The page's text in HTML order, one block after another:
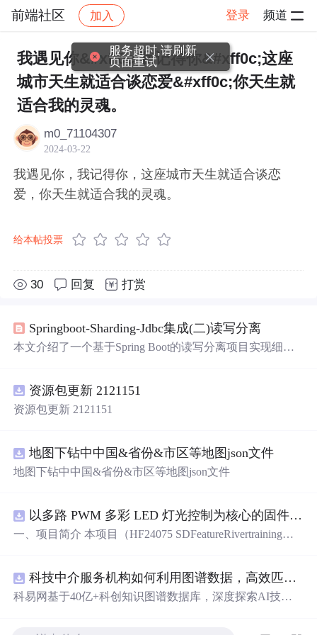
前端社区 加入 登录 频道
社区 前端社区 感慨 帖子详情
我遇见你&#xff0c;我记得你&#xff0c;这座
城市天生就适合谈恋爱&#xff0c;你天生就
适合我的灵魂。
m0_71104307
2024-03-22
我遇见你，我记得你，这座城市天生就适合谈恋
爱，你天生就适合我的灵魂。
给本帖投票
30 回复 打赏
Springboot-Sharding-Jdbc集成(二)读写分离
本文介绍了一个基于Spring Boot的读写分离项目实现细
的pom.xml依赖配置、关键代码示例及配置文件说明。
资源包更新 2121151
资源包更新 2121151
地图下钻中中国&省份&市区等地图json文件
地图下钻中中国&省份&市区等地图json文件
以多路 PWM 多彩 LED 灯光控制为核心的固件方案，基于 PADAUK PMS 系列单片机
一、项目简介 本项目（HF24075 SDFeatureRivertraining）
等多色 LED 进行独立 PWM 调光，实现呼吸、渐变、流水
等细腻灯光效果，并支持按键切换与传感器交互。其 PW
科技中介服务机构如何利用图谱数据，高效匹配供需双方并提升合作成功率？.docx
科易网基于40亿+科创知识图谱数据库，深度探索AI技术
服务超时,请刷新
页面重试